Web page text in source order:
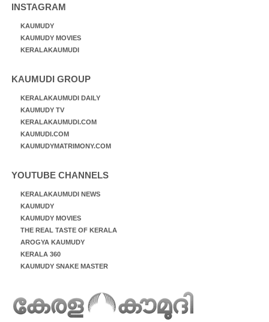
INSTAGRAM
KAUMUDY
KAUMUDY MOVIES
KERALAKAUMUDI
KAUMUDI GROUP
KERALAKAUMUDI DAILY
KAUMUDY TV
KERALAKAUMUDI.COM
KAUMUDI.COM
KAUMUDYMATRIMONY.COM
YOUTUBE CHANNELS
KERALAKAUMUDI NEWS
KAUMUDY
KAUMUDY MOVIES
THE REAL TASTE OF KERALA
AROGYA KAUMUDY
KERALA 360
KAUMUDY SNAKE MASTER